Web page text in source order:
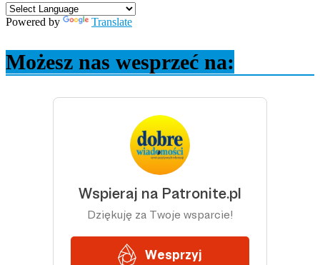
Powered by Translate
Możesz nas wesprzeć na: